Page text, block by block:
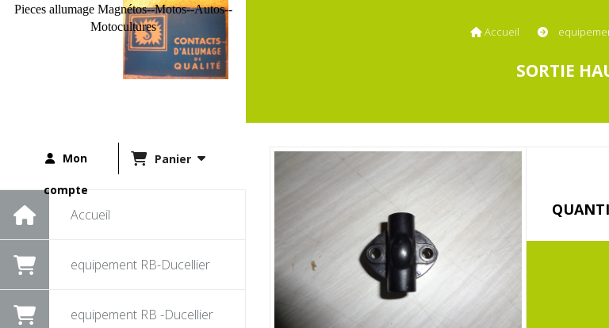
Pieces allumage Magnétos--Motos--Autos--
Motocultures
Mon
compte
Panier
Accueil
equipement RB-Ducellier
equipement RB -Ducellier
Accueil
SORTIE